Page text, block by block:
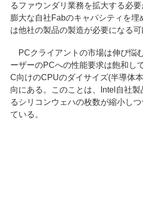
るファウンダリ業務を拡大する必要
膨大な自社Fabのキャパシティを埋
は他社の製品の製造が必要になる可
PCクライアントの市場は伸び悩
ーザーのPCへの性能要求は飽和し
C向けのCPUのダイサイズ(半導体
向にある。このことは、Intel自社
るシリコンウェハの枚数が縮小し
ている。